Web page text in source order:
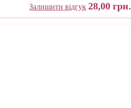
Залишити відгук 28,00грн.